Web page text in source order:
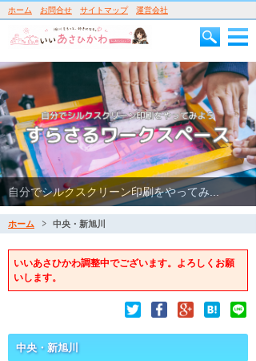
ホーム お問合せ サイトマップ 運営会社
自分でシルクスクリーン印刷をやってみ...
ホーム 中央・新旭川
いいあさひかわ調整中でございます。よろしくお願
いします。
中央・新旭川